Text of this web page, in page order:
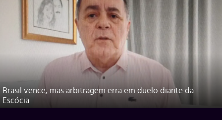
Brasil vence, mas arbitragem erra em duelo diante da
Escócia